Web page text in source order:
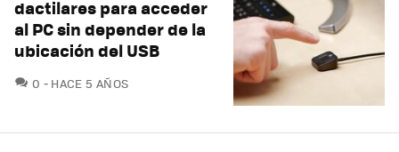
dactilares para acceder
al PC sin depender de la
ubicación del USB
0 COMENTARIOS
HACE 5 AÑOS